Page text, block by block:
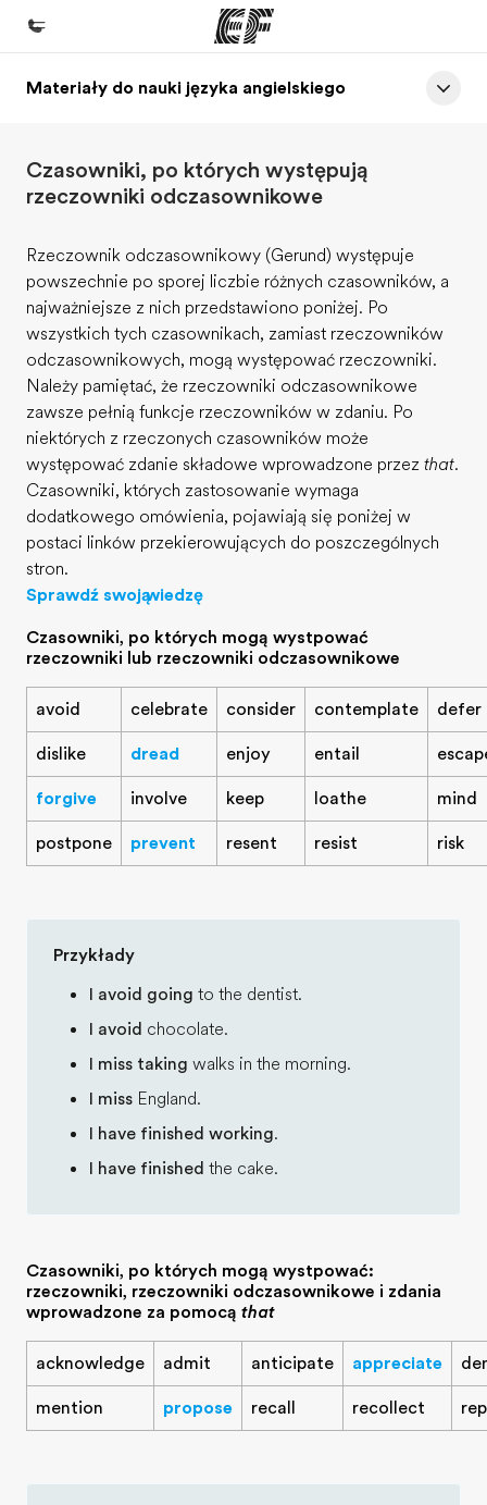
Home
Nasze programy
Nasze biura
Znajdź najbliższe biuro
O nas
Kim jesteśmy
Kariera
Dołącz do naszego zespołu
Materiały do nauki języka angielskiego
Czasowniki, po których występują
rzeczowniki odczasownikowe
Rzeczownik odczasownikowy (Gerund) występuje
powszechnie po sporej liczbie różnych czasowników, a
najważniejsze z nich przedstawiono poniżej. Po
wszystkich tych czasownikach, zamiast rzeczowników
odczasownikowych, mogą występować rzeczowniki.
Należy pamiętać, że rzeczowniki odczasownikowe
zawsze pełnią funkcje rzeczowników w zdaniu. Po
niektórych z rzeczonych czasowników może
występować zdanie składowe wprowadzone przez that.
Czasowniki, których zastosowanie wymaga
dodatkowego omówienia, pojawiają się poniżej w
postaci linków przekierowujących do poszczególnych
stron.
Sprawdź swoją wiedzę
Czasowniki, po których mogą występować
rzeczowniki lub rzeczowniki odczasownikowe
avoid celebrate consider contemplate defer
dislike dread enjoy entail
forgive involve keep loathe mind
postpone prevent resent resist risk
Przykłady
I avoid going to the dentist.
I avoid chocolate.
I miss taking walks in the morning.
I miss England.
I have finished working.
I have finished the cake.
Czasowniki, po których mogą występować:
rzeczowniki, rzeczowniki odczasownikowe i zdania
wprowadzone za pomocą that
acknowledge admit anticipate appreciate
mention propose recall recollect